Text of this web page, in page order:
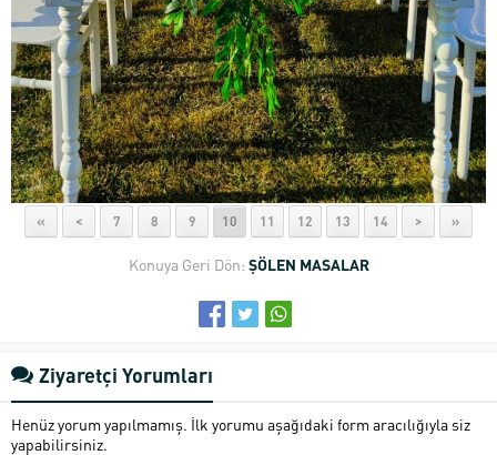
« < 7 8 9 10 11 12 13 14 > »
Konuya Geri Dön: ŞÖLEN MASALAR
Ziyaretçi Yorumları
Henüz yorum yapılmamış. İlk yorumu aşağıdaki form aracılığıyla siz
yapabilirsiniz.